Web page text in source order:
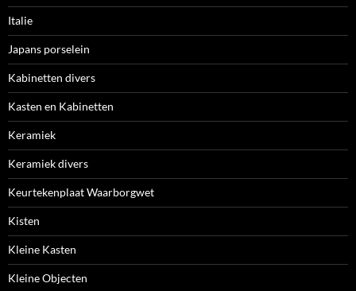
Italie
Japans porselein
Kabinetten divers
Kasten en Kabinetten
Keramiek
Keramiek divers
Keurtekenplaat Waarborgwet
Kisten
Kleine Kasten
Kleine Objecten